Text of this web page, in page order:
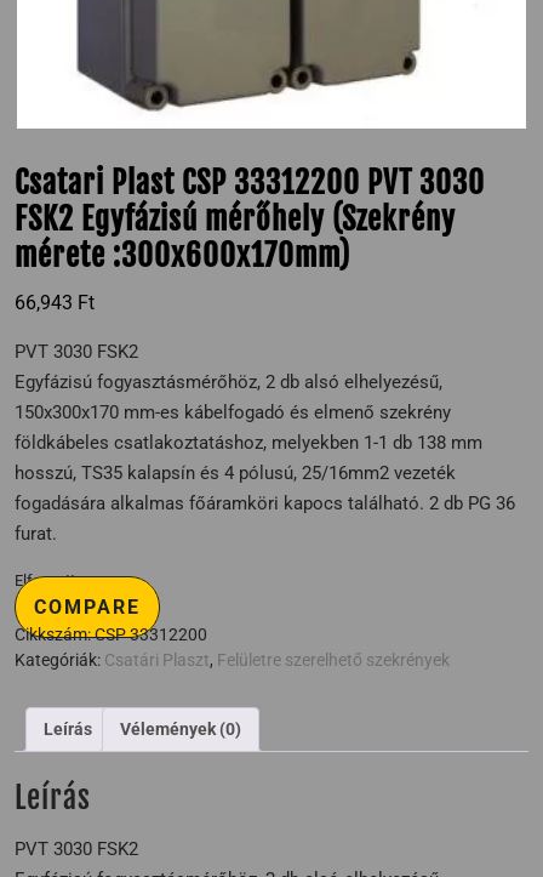
Csatari Plast CSP 33312200 PVT 3030
FSK2 Egyfázisú mérőhely (Szekrény
mérete :300x600x170mm)
66,943 Ft
PVT 3030 FSK2
Egyfázisú fogyasztásmérőhöz, 2 db alsó elhelyezésű,
150x300x170 mm-es kábelfogadó és elmenő szekrény
földkábeles csatlakoztatáshoz, melyekben 1-1 db 138 mm
hosszú, TS35 kalapsín és 4 pólusú, 25/16mm2 vezeték
fogadására alkalmas főáramköri kapocs található. 2 db PG 36
furat.
Elfogyott
COMPARE
Cikkszám:CSP 33312200
Kategóriák: Csatári Plaszt, Felületre szerelhető szekrények
Leírás Vélemények (0)
Leírás
PVT 3030 FSK2